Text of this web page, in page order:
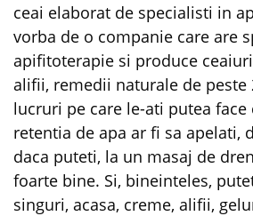
ceai elaborat de specialisti in
vorba de o companie care are
apifitoterapie si produce
alifii, remedii naturale de peste
lucruri pe care le-ati putea face
retentia de apa ar fi sa apelati,
daca puteti, la un masaj de
foarte bine. Si, bineinteles,
singuri, acasa, creme, alifii,